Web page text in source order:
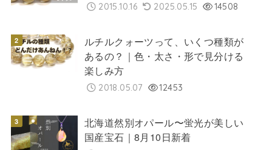
2015.10.16 2025.05.15 14508
ルチルクォーツって、いくつ種類が
あるの？｜色・太さ・形で見分ける
楽しみ方
2018.05.07 12453
北海道然別オパール〜蛍光が美しい
国産宝石｜8月10日新着